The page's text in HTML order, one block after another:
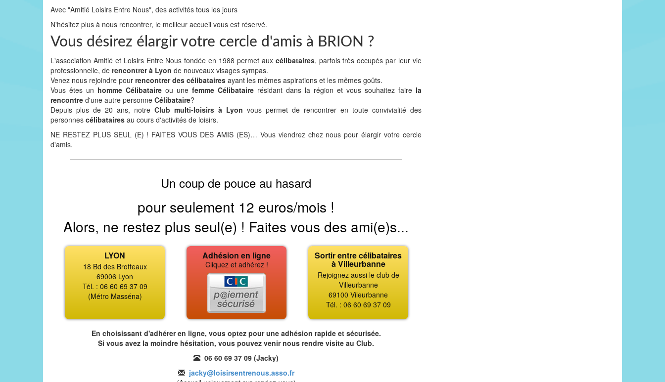
Avec "Amitié Loisirs Entre Nous", des activités tous les jours
N'hésitez plus à nous rencontrer, le meilleur accueil vous est réservé.
Vous désirez élargir votre cercle d'amis à BRION ?
L'association Amitié et Loisirs Entre Nous fondée en 1988 permet aux célibataires, parfois très occupés par leur vie
professionnelle, de rencontrer à Lyon de nouveaux visages sympas.
Venez nous rejoindre pour rencontrer des célibataires ayant les mêmes aspirations et les mêmes goûts.
Vous êtes un homme Célibataire ou une femme Célibataire résidant dans la région et vous souhaitez faire la
rencontre d'une autre personne Célibataire?
Depuis plus de 20 ans, notre Club multi-loisirs à Lyon vous permet de rencontrer en toute convivialité des
personnes célibataires au cours d'activités de loisirs.
NE RESTEZ PLUS SEUL (E) ! FAITES VOUS DES AMIS (ES)… Vous viendrez chez nous pour élargir votre cercle
d'amis.
Un coup de pouce au hasard
pour seulement 12 euros/mois !
Alors, ne restez plus seul(e) ! Faites vous des ami(e)s...
LYON
18 Bd des Brotteaux
69006 Lyon
Tél. : 06 60 69 37 09
(Métro Masséna)
Adhésion en ligne
Cliquez et adhérez !
Sortir entre célibataires
à Villeurbanne
Rejoignez aussi le club de
Villeurbanne
69100 Vileurbanne
Tél. : 06 60 69 37 09
En choisissant d'adhérer en ligne, vous optez pour une adhésion rapide et sécurisée.
Si vous avez la moindre hésitation, vous pouvez venir nous rendre visite au Club.
06 60 69 37 09 (Jacky)
jacky@loisirsentrenous.asso.fr